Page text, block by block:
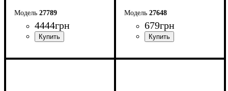
27789
4444грн
Ширина: 78,4 см
27648
679грн
Ширина: 135,2 см